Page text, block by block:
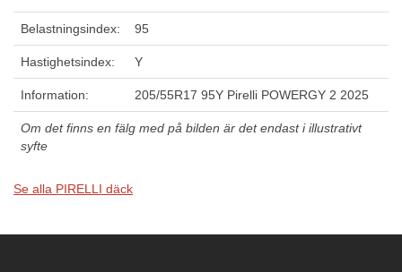
Belastningsindex: 95
Hastighetsindex: Y
Information: 205/55R17 95Y Pirelli POWERGY 2 2025
Om det finns en fälg med på bilden är det endast i illustrativt
syfte
Se alla PIRELLI däck